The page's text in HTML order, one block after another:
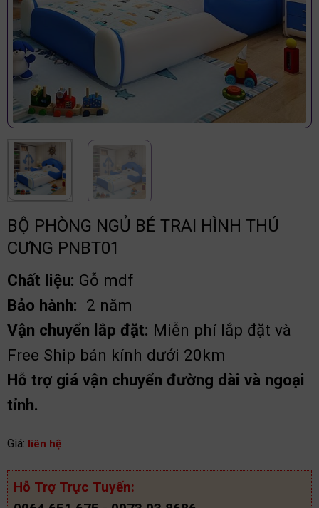
BỘ PHÒNG NGỦ BÉ TRAI HÌNH THÚ
CƯNG PNBT01
Chất liệu: Gỗ mdf
Bảo hành: 2 năm
Vận chuyển lắp đặt: Miễn phí lắp đặt và
Free Ship bán kính dưới 20km
Hỗ trợ giá vận chuyển đường dài và ngoại
tỉnh.
Giá: liên hệ
Hỗ Trợ Trực Tuyến: